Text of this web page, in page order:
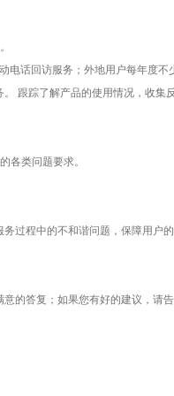
话回访服务；外地用户每年度不
跟踪了解产品的使用情况，收集
类问题要求。
过程中的不和谐问题，保障用户
的答复；如果您有好的建议，请